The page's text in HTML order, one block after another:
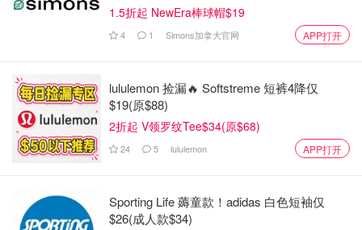
1.5折起 NewEra棒球帽$19
4 1 Simons加拿大官网 APP打开
lululemon 捡漏🔥 Softstreme 短裤4降仅
$19(原$88)
2折起 V领罗纹Tee$34(原$68)
24 5 lululemon APP打开
Sporting Life 薅童款！adidas 白色短袖仅
$26(成人款$34)